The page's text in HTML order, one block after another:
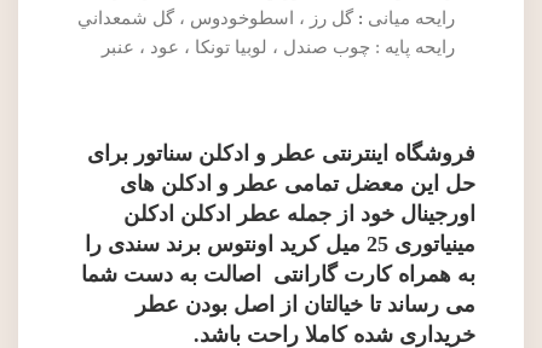
رایحه میانی : گل رز ، اسطوخودوس ، گل شمعداني
رایحه پایه : چوب صندل ، لوبيا تونكا ، عود ، عنبر
فروشگاه اینترنتی عطر و ادکلن سناتور برای
حل این معضل تمامی عطر و ادکلن های
اورجینال خود از جمله عطر ادکلن ادکلن
مینیاتوری 25 میل کرید اونتوس برند سندی
را
به همراه کارت گارانتی اصالت به دست شما
می رساند تا خیالتان از اصل بودن عطر
خریداری شده کاملا راحت باشد.